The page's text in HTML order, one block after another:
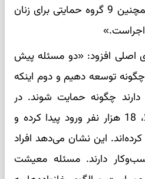
شده، بسیار مهم است. همچنین 9 گروه حمایتی برای زنان
اجراست.»
اصلی افزود: «دو مسئله پیش
چگونه توسعه دهیم و دوم اینکه
دارند چگونه حمایت شوند. در
پلتفرم‌هایی مثل دیجی‌کالا، 18 هزار نفر ورود پیدا کرده و
این نشان می‌دهد افراد
دارند. مسئله معیشت